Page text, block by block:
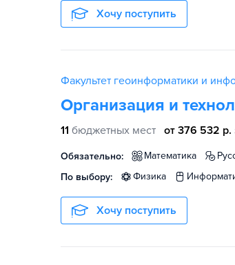
Хочу поступить
Факультет геоинформатики и
Организация и
11 бюджетных мест от 376 532 р.
Обязательно: математика
По выбору:
физика
Хочу поступить